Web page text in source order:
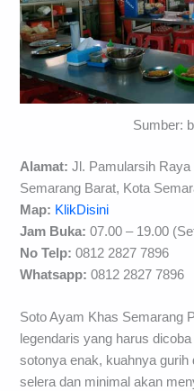
Sumber:
Alamat: Jl. Pamularsih
Semarang Barat, Kota
Map: KlikDisini
Jam Buka: 07.00 – 19.00
No Telp: 0812 2827 7896
Whatsapp: 0812 2827 7896
Soto Ayam Khas Semarang
legendaris yang harus
sotonya enak, kuahnya gurih
selera dan minimal akan